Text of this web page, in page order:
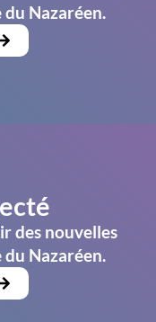
Nazaréen.
des nouvelles
Nazaréen.